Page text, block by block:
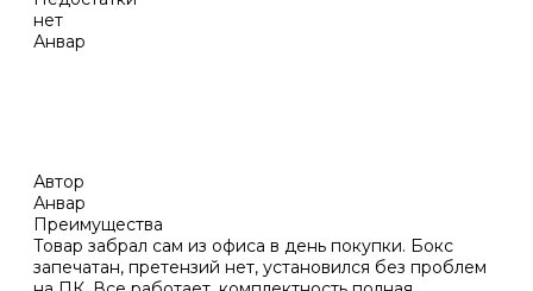
нет
Анвар
Автор
Анвар
Преимущества
Товар забрал сам из офиса в день покупки. Бокс
запечатан, претензий нет, установился без проблем